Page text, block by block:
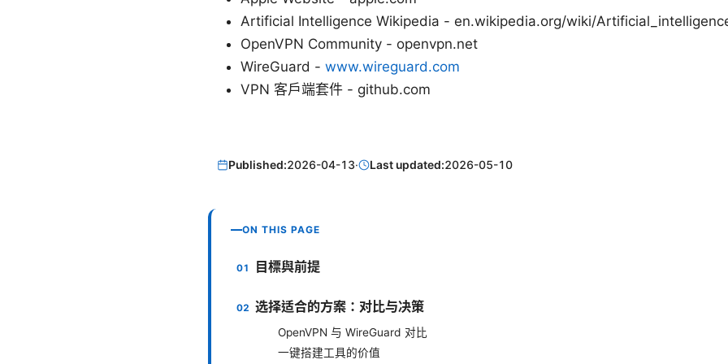
Artificial Intelligence Wikipedia - en.wikipedia.org/wiki/
OpenVPN Community - openvpn.net
WireGuard - www.wireguard.com
VPN 客戶端套件 - github.com
Published:2026-04-13· Last updated:2026-05-10
ON THIS PAGE
目標與前提
选择适合的方案：对比与决策
OpenVPN 与 WireGuard 对比
一键搭建工具的价值